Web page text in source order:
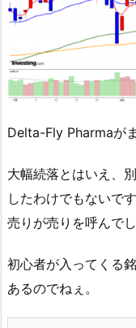
Delta-Fly Pharmaが
大幅続落とはいえ、
したわけでもないで
売りが売りを呼んで
初心者が入ってくる
あるのでねぇ。